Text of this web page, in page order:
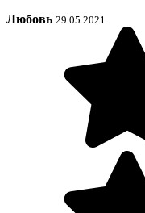
Любовь 29.05.2021